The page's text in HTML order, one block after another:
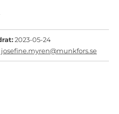
2023-05-24
josefine.myren@munkfors.se
mail